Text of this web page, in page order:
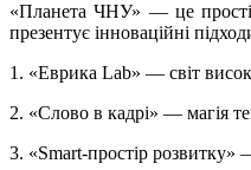
«Планета ЧНУ» — це
презентує інноваційні
1. «Еврика Lab» — світ
2. «Слово в кадрі» — магія
3. «Smart-простір розвитку»